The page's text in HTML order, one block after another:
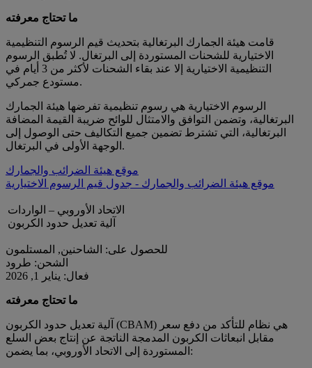
ما تحتاج معرفته
قامت هيئة الجمارك البرتغالية بتحديث قيم الرسوم التنظيمية
الاختيارية للشحنات المستوردة إلى البرتغال. لا تُطبق الرسوم
التنظيمية الاختيارية إلا عند بقاء الشحنات لأكثر من 3 أيام في
مستودع جمركي.
الرسوم الاختيارية هي رسوم تنظيمية تفرضها هيئة الجمارك
البرتغالية، وتضمن التوافق والامتثال للوائح ضريبة القيمة المضافة
البرتغالية، التي تشترط تضمين جميع التكاليف حتى الوصول إلى
الوجهة الأولى في البرتغال.
موقع هيئة الضرائب والجمارك
موقع هيئة الضرائب والجمارك - جدول قيم الرسوم الاختيارية
الاتحاد الأوروبي – الواردات
آلية تعديل حدود الكربون
للحصول على: الشاحنين, المستلمون
الشحن: طرود
فعال: يناير 1, 2026
ما تحتاج معرفته
آلية تعديل حدود الكربون (CBAM) هي نظام للتأكد من دفع سعر
مقابل انبعاثات الكربون المدمجة الناتجة عن إنتاج بعض السلع
المستوردة إلى الاتحاد الأوروبي، بما يضمن: